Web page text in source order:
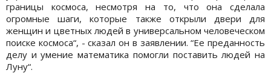
границы космоса, несмотря на то, что она сделала
огромные шаги, которые также открыли двери для
женщин и цветных людей в универсальном человеческом
поиске космоса“, - сказал он в заявлении. “Ее преданность
делу и умение математика помогли поставить людей на
Луну“.